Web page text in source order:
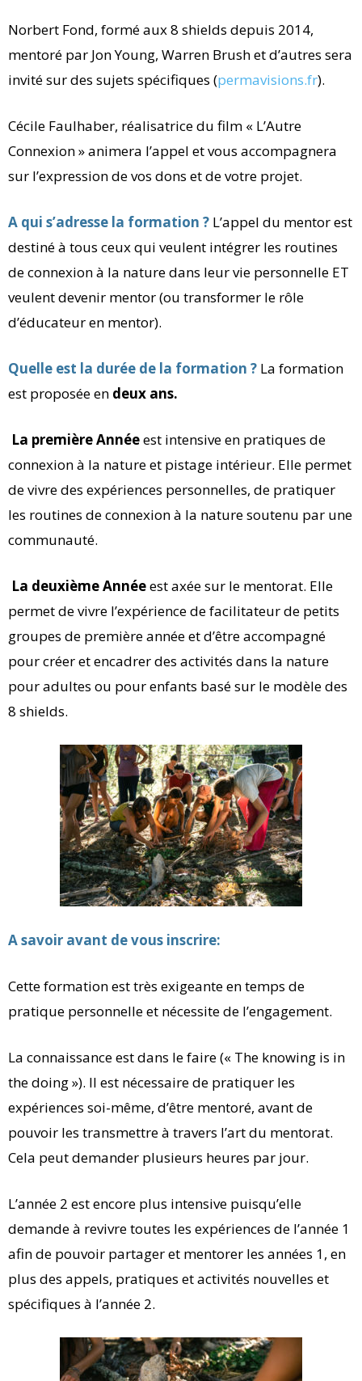
Norbert Fond, formé aux 8 shields depuis 2014,
mentoré par Jon Young, Warren Brush et d’autres sera
invité sur des sujets spécifiques (permavisions.fr).
Cécile Faulhaber, réalisatrice du film « L’Autre
Connexion » animera l’appel et vous accompagnera
sur l’expression de vos dons et de votre projet.
A qui s’adresse la formation ? L’appel du mentor est
destiné à tous ceux qui veulent intégrer les routines
de connexion à la nature dans leur vie personnelle ET
veulent devenir mentor (ou transformer le rôle
d’éducateur en mentor).
Quelle est la durée de la formation ? La formation
est proposée en deux ans.
La première Annéeest intensive en pratiques de
connexion à la nature et pistage intérieur. Elle permet
de vivre des expériences personnelles, de pratiquer
les routines de connexion à la nature soutenu par une
communauté.
La deuxième Annéeest axée sur le mentorat. Elle
permet de vivre l’expérience de facilitateur de petits
groupes de première année et d’être accompagné
pour créer et encadrer des activités dans la nature
pour adultes ou pour enfants basé sur le modèle des
8 shields.
A savoir avant de vous inscrire:
Cette formation est très exigeante en temps de
pratique personnelle et nécessite de l’engagement.
La connaissance est dans le faire (« The knowing is in
the doing »). Il est nécessaire de pratiquer les
expériences soi-même, d’être mentoré, avant de
pouvoir les transmettre à travers l’art du mentorat.
Cela peut demander plusieurs heures par jour.
L’année 2 est encore plus intensive puisqu’elle
demande à revivre toutes les expériences de l’année 1
afin de pouvoir partager et mentorer les années 1, en
plus des appels, pratiques et activités nouvelles et
spécifiques à l’année 2.